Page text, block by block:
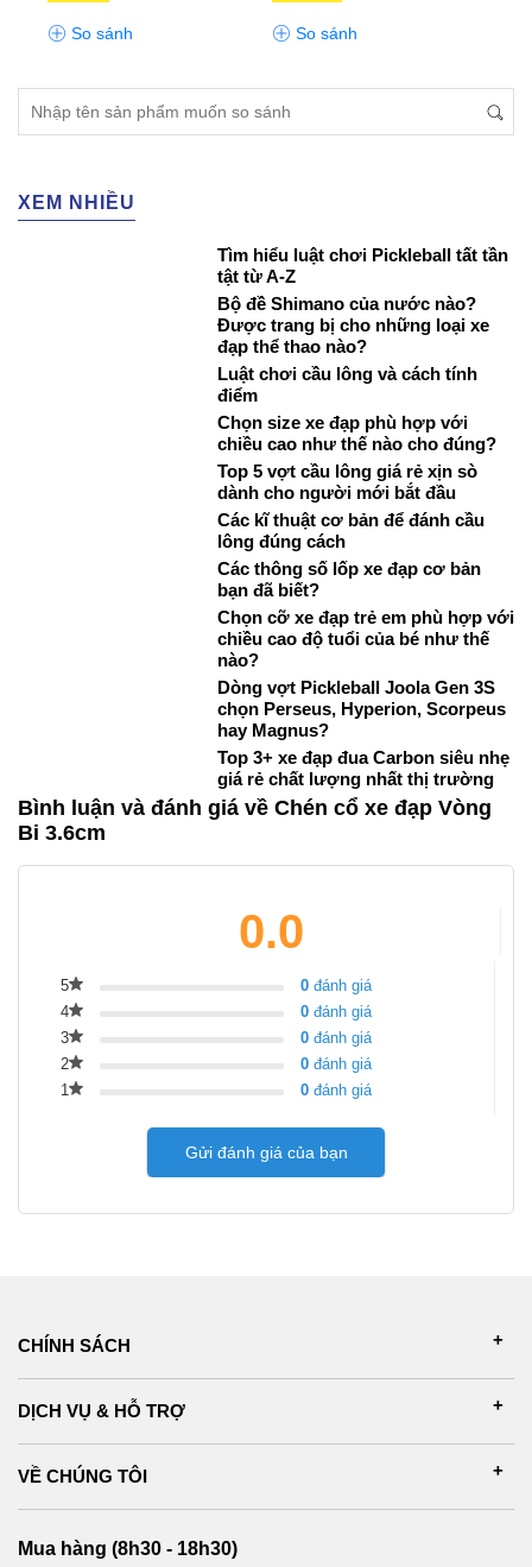
So sánh So sánh
XEM NHIỀU
Tìm hiểu luật chơi Pickleball tất tần
tật từ A-Z
Bộ đề Shimano của nước nào?
Được trang bị cho những loại xe
đạp thể thao nào?
Luật chơi cầu lông và cách tính
điểm
Chọn size xe đạp phù hợp với
chiều cao như thế nào cho đúng?
Top 5 vợt cầu lông giá rẻ xịn sò
dành cho người mới bắt đầu
Các kĩ thuật cơ bản để đánh cầu
lông đúng cách
Các thông số lốp xe đạp cơ bản
bạn đã biết?
Chọn cỡ xe đạp trẻ em phù hợp với
chiều cao độ tuổi của bé như thế
nào?
Dòng vợt Pickleball Joola Gen 3S
chọn Perseus, Hyperion, Scorpeus
hay Magnus?
Top 3+ xe đạp đua Carbon siêu nhẹ
giá rẻ chất lượng nhất thị trường
Bình luận và đánh giá về Chén cổ xe đạp Vòng
Bi 3.6cm
0.0
5 0 đánh giá
4
0 đánh giá
3
0 đánh giá
2
0 đánh giá
1
0 đánh giá
Gửi đánh giá của bạn
CHÍNH SÁCH
DỊCH VỤ & HỖ TRỢ
VỀ CHÚNG TÔI
Mua hàng (8h30 - 18h30)